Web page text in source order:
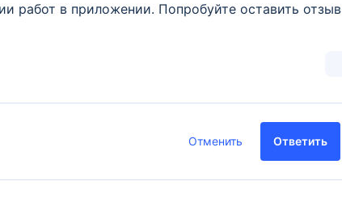
работ в приложении. Попробуйте оставить отзыв
Отменить Ответить